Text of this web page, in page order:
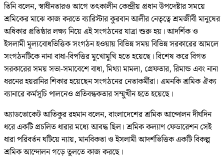
তিনি বলেন, স্বাধীনতারও আগে তৎকালীন কেন্দ্রীয় প্রধান উপদেষ্টার সময়ে
শ্রমিকের মাঝে কাজ করতে ব্যারিস্টার কুরবান আলীর নেতৃত্বে শ্রমজীবী মানুষের
অধিকার প্রতিষ্ঠার লক্ষ্য নিয়ে এই সংগঠনের যাত্রা শুরু হয়। আদর্শিক ও
ইসলামী মূল্যবোধভিত্তিক সংগঠন হওয়ায় বিভিন্ন সময় বিভিন্ন সরকারের আমলে
সংগঠনটিকে নানা বাধা-বিপত্তির মুখোমুখি হতে হয়েছে। বিশেষ করে বিগত
সরকারের সময় সভা-সমাবেশে বাধা, মিথ্যা মামলা, গ্রেফতার, রিমান্ড এবং নানা
ধরনের হয়রানির শিকার হয়েছেন সংগঠনের নেতাকর্মীরা। এমনকি শ্রমিক ঐক্য
ব্যানারে কর্মসূচি পালনেও প্রতিবন্ধকতার সম্মুখীন হতে হয়েছে।
অ্যাডভোকেট আতিকুর রহমান বলেন, বাংলাদেশের শ্রমিক আন্দোলন দীর্ঘদিন
ধরে একটি প্রচলিত ধারার মধ্যে আবদ্ধ ছিল। শ্রমিক কল্যাণ ফেডারেশন সেই
ধারা পরিবর্তন ঘটিয়ে ন্যায়, মানবিকতা ও ইসলামী আদর্শভিত্তিক একটি বিকল্প
শ্রমিক আন্দোলন গড়ে তুলতে কাজ করছে।